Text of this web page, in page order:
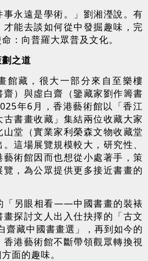
事永遠是學術。」劉湘瀅說。有
才能去談如何從中發掘趣味，完
：向普羅大眾普及文化。
之道
館藏，很大一部分來自至樂樓
齋）與虛白齋（鑒藏家劉作籌書
年6月，香港藝術館以「香江
書畫收藏」集結兩位收藏大家
堂（實業家利榮森文物收藏堂
這場展覽規模較大，研究性、
術館因而也想從小處著手，策
，為公眾提供更多接近書畫的
「另眼相看——中國書畫的裝裱
探討文人出入仕抉擇的「古文
齋藏中國書畫選」，再到如今的
香港藝術館不斷帶領觀眾轉換視
面的趣味。